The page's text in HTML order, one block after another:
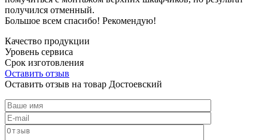
получился отменный.
Большое всем спасибо! Рекомендую!
Качество продукции
Уровень сервиса
Срок изготовления
Оставить отзыв
Оставить отзыв на товар Достоевский